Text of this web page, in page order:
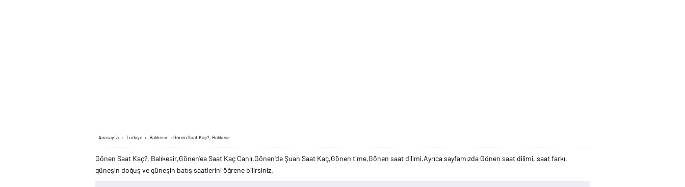
Anasayfa › Türkiye › Balıkesir › Gönen Saat Kaç?, Balıkesir
Gönen Saat Kaç?, Balıkesir,Gönen'ea Saat Kaç Canlı,Gönen'de Şuan Saat Kaç,Gönen time,Gönen saat dilimi.Ayrıca sayfamızda Gönen saat dilimi, saat farkı,
güneşin doğuş ve güneşin batış saatlerini öğrene bilirsiniz.